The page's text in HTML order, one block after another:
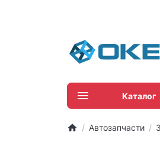
Каталог
Автозапчасти